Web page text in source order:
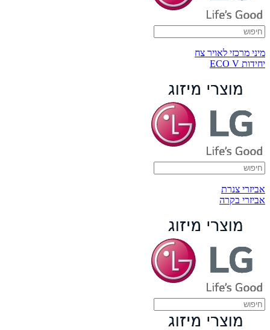
מיני מרכזי לאויר צח
יחידות ECO V
אביזרי צנרת
אביזרי בקרה